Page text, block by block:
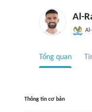
Al-
Tổng quan
Thông tin cơ bản